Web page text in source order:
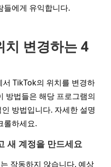
들에게 유익합니다.
변경하는 4
TikTok의 위치를 변경하
방법들은 해당 프로그램의
방법입니다. 자세한 설명
롤하세요.
새 계정을 만드세요
작동하지 않습니다. 예상